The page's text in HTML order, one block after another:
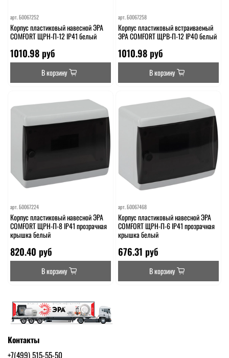
арт.Б0067252
Корпус пластиковый навесной ЭРА
COMFORT ЩРН-П-12 IP41 белый
1010.98 руб
В корзину
арт.Б0067258
Корпус пластиковый встраиваемый
ЭРА COMFORT ЩРВ-П-12 IP40 белый
1010.98 руб
В корзину
арт.Б0067224
Корпус пластиковый навесной ЭРА
COMFORT ЩРН-П-8 IP41 прозрачная
крышка белый
820.40 руб
В корзину
арт. Б0067468
Корпус пластиковый навесной ЭРА
COMFORT ЩРН-П-6 IP41 прозрачная
крышка белый
676.31 руб
В корзину
Контакты
+7(499) 515-55-50